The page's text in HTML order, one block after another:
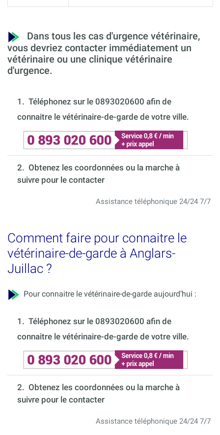
Dans tous les cas d'urgence vétérinaire,
vous devriez contacter immédiatement un
vétérinaire ou une clinique vétérinaire
d'urgence.
1. Téléphonez sur le 0893020600 afin de
connaitre le vétérinaire-de-garde de votre ville.
2. Obtenez les coordonnées ou la marche à
suivre pour le contacter
Assistance téléphonique 24/24 7/7
Comment faire pour connaitre le
vétérinaire-de-garde à Anglars-
Juillac ?
Pour connaitre le vétérinaire-de-garde aujourd’hui :
1. Téléphonez sur le 0893020600 afin de
connaitre le vétérinaire-de-garde de votre ville.
2. Obtenez les coordonnées ou la marche à
suivre pour le contacter
Assistance téléphonique 24/24 7/7